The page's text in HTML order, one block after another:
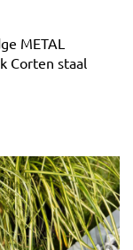
METAL
Corten staal